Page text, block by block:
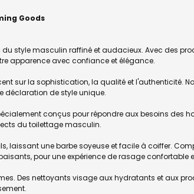
Goods
du style masculin raffiné et audacieux. Avec des
apparence avec confiance et élégance.
sur la sophistication, la qualité et l'authenticité.
déclaration de style unique.
conçus pour répondre aux besoins des
du toilettage masculin.
laissant une barbe soyeuse et facile à coiffer.
pour une expérience de rasage confortable
Des nettoyants visage aux hydratants et aux